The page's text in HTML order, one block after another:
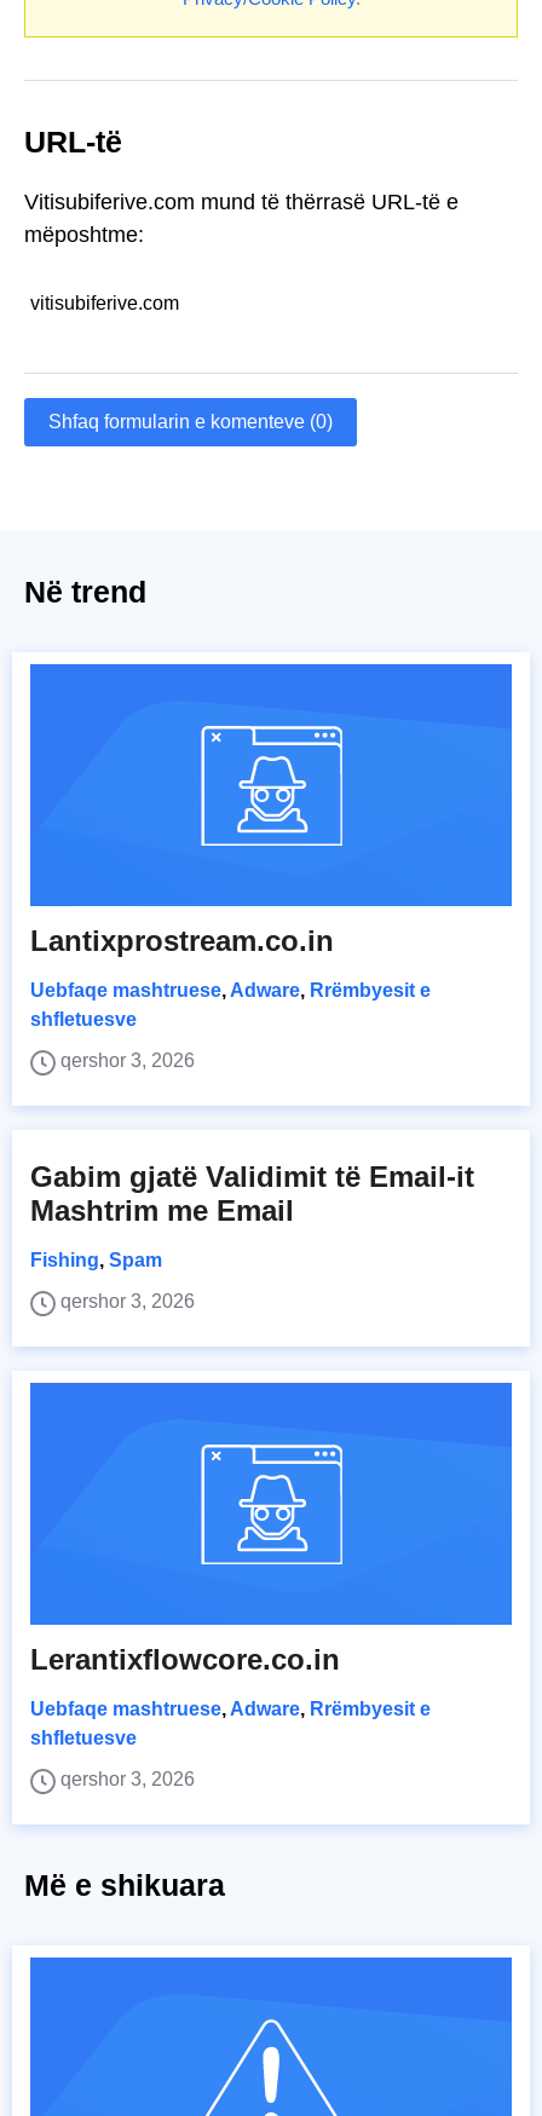
URL-të
Vitisubiferive.com mund të thërrasë URL-të e
mëposhtme:
vitisubiferive.com
Shfaq formularin e komenteve (0)
Në trend
Lantixprostream.co.in
Uebfaqe mashtruese, Adware, Rrëmbyesit e
shfletuesve
qershor 3, 2026
Gabim gjatë Validimit të Email-it
Mashtrim me Email
Fishing, Spam
qershor 3, 2026
Lerantixflowcore.co.in
Uebfaqe mashtruese, Adware, Rrëmbyesit e
shfletuesve
qershor 3, 2026
Më e shikuara